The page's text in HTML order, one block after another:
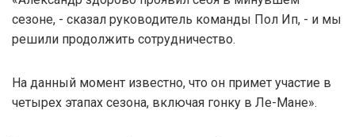
сезоне, - сказал руководитель команды Пол Ип, - и мы
решили продолжить сотрудничество.
На данный момент известно, что он примет участие в
четырех этапах сезона, включая гонку в Ле-Мане».